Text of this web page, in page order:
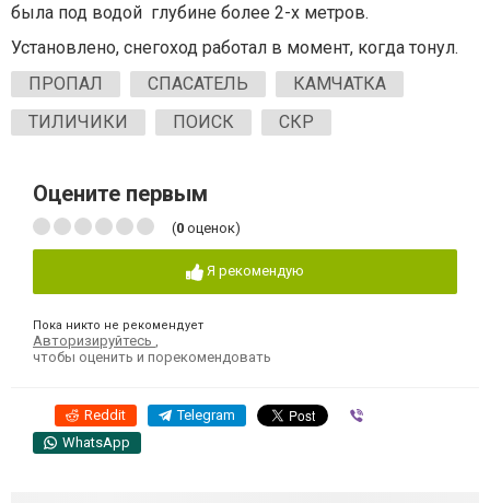
была под водой глубине более 2-х метров.
Установлено, снегоход работал в момент, когда тонул.
ПРОПАЛ
СПАСАТЕЛЬ
КАМЧАТКА
ТИЛИЧИКИ
ПОИСК СКР
Оцените первым
(0 оценок)
Я рекомендую
Пока никто не рекомендует
Авторизируйтесь
чтобы оценить и порекомендовать
Reddit Telegram
WhatsApp